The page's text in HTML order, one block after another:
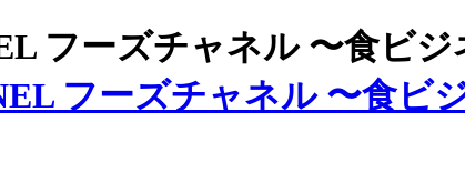
フーズチャネル 〜食ビ